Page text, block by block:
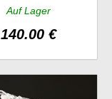
Auf Lager
140.00 €